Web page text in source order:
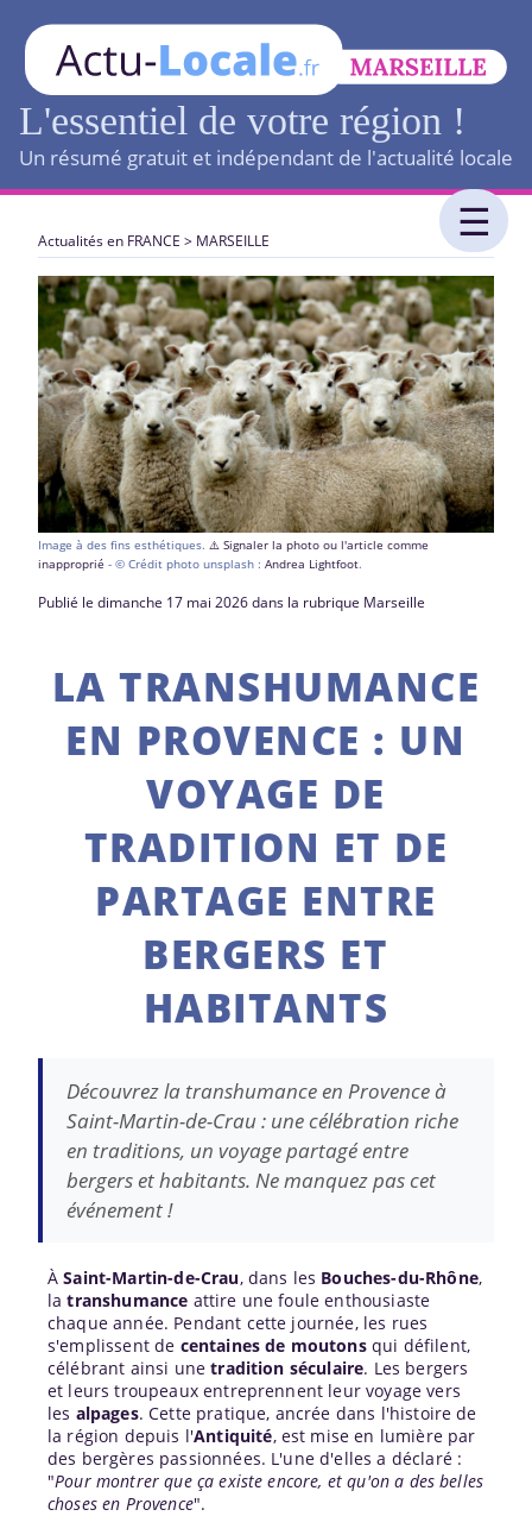
L'essentiel de votre région !
Un résumé gratuit et indépendant de l'actualité locale
Actualités en FRANCE > MARSEILLE
Image à des fins esthétiques. ⚠️ Signaler la photo ou l'article comme
inapproprié - © Crédit photo unsplash : Andrea Lightfoot.
Publié le dimanche 17 mai 2026 dans la rubrique Marseille
LA TRANSHUMANCE
EN PROVENCE : UN
VOYAGE DE
TRADITION ET DE
PARTAGE ENTRE
BERGERS ET
HABITANTS
Découvrez la transhumance en Provence à
Saint-Martin-de-Crau : une célébration riche
en traditions, un voyage partagé entre
bergers et habitants. Ne manquez pas cet
événement !
ÀSaint-Martin-de-Crau, dans les Bouches-du-Rhône,
latranshumance attire une foule enthousiaste
chaque année. Pendant cette journée, les rues
s'emplissent de centaines de moutonsqui défilent,
célébrant ainsi unetradition séculaire. Les bergers
et leurs troupeaux entreprennent leur voyage vers
les alpages. Cette pratique, ancrée dans l'histoire de
la région depuis l'Antiquité, est mise en lumière par
des bergères passionnées. L'une d'elles a déclaré :
"Pour montrer que ça existe encore, et qu'on a des belles
choses en Provence".